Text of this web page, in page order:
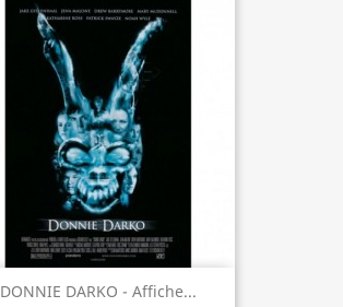
DONNIE DARKO - Affiche...